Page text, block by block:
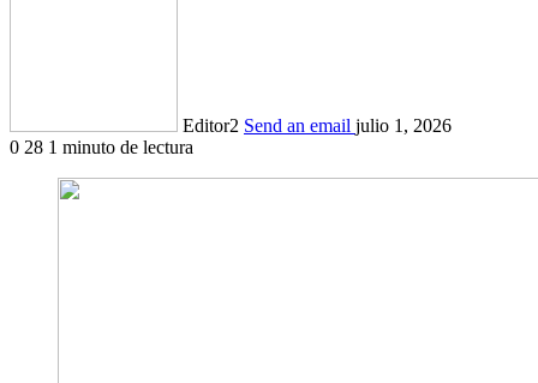
Editor2 Send an email julio 1, 2026
0 28 1 minuto de lectura